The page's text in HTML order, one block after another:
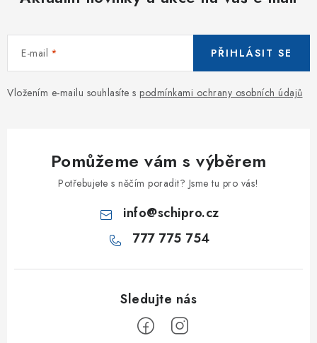
E-mail
Vložením e-mailu souhlasíte s podmínkami ochrany osobních údajů
PŘIHLÁSIT SE
Pomůžeme vám s výběrem
Potřebujete s něčím poradit? Jsme tu pro vás!
info@schipro.cz
777 775 754